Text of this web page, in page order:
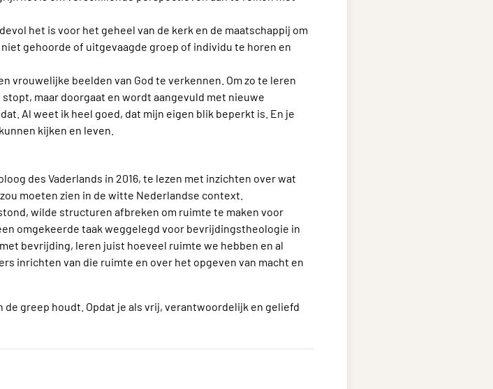
het is voor het geheel van de kerk en de maatschappij om
gehoorde of uitgevaagde groep of individu te horen en
vrouwelijke beelden van God te verkennen. Om zo te leren
maar doorgaat en wordt aangevuld met nieuwe
Al weet ik heel goed, dat mijn eigen blik beperkt is. En je
kijken en leven.
des Vaderlands in 2016, te lezen met inzichten over wat
moeten zien in de witte Nederlandse context.
wilde structuren afbreken om ruimte te maken voor
omgekeerde taak weggelegd voor bevrijdingstheologie in
bevrijding, leren juist hoeveel ruimte we hebben en al
inrichten van die ruimte en over het opgeven van macht en
greep houdt. Opdat je als vrij, verantwoordelijk en geliefd